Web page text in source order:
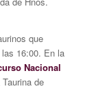
que
16:00. En la
Nacional
de